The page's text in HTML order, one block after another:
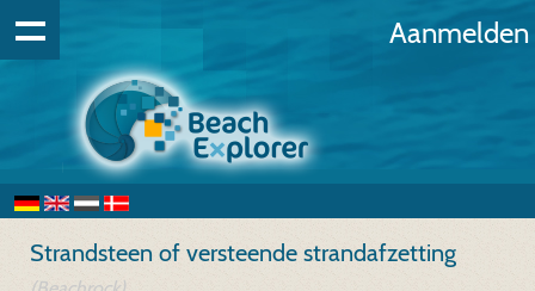
Aanmelden
Strandsteen of versteende strandafzetting